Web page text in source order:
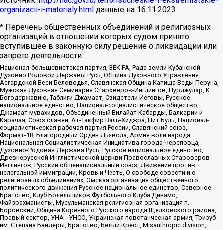
organizacii-i-materialy.html данные на 16.11.2023
* Перечень общественных объединений и религиозных
организаций в отношении которых судом принято
вступившее в законную силу решение о ликвидации или
запрете деятельности:
Национал-большевистская партия, ВЕК РА, Рада земли Кубанской
Духовно Родовой Державы Русь, Община Духовного Управления
Асгардской Веси Беловодья, Славянская Община Капища Веды Перуна,
Мужская Духовная Семинария Староверов-Инглингов, Нурджулар, К
Богодержавию, Таблиги Джамаат, Свидетели Иеговы, Русское
национальное единство, Национал-социалистическое общество,
Джамаат мувахидов, Объединенный Вилайат Кабарды, Балкарии и
Карачая, Союз славян, Ат-Такфир Валь-Хиджра, Пит Буль, Национал-
социалистическая рабочая партия России, Славянский союз,
Формат-18, Благородный Орден Дьявола, Армия воли народа,
Национальная Социалистическая Инициатива города Череповца,
Духовно-Родовая Держава Русь, Русское национальное единство,
Древнерусской Инглистической церкви Православных Староверов-
Инглингов, Русский общенациональный союз, Движение против
нелегальной иммиграции, Кровь и Честь, О свободе совести и о
религиозных объединениях, Омская организация общественного
политического движения Русское национальное единство, Северное
Братство, Клуб Болельщиков Футбольного Клуба Динамо,
Файзрахманисты, Мусульманская религиозная организация п.
Боровский, Община Коренного Русского народа Щелковского района,
Правый сектор, УНА - УНСО, Украинская повстанческая армия, Тризуб
им. Степана Бандеры, Братство, Белый Крест, Misanthropic division,